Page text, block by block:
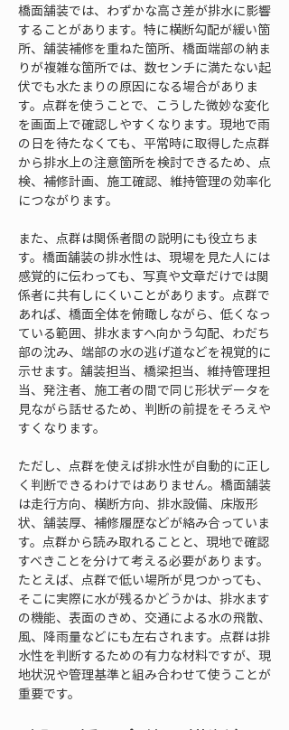
橋面舗装では、わずかな高さ差が排水に影響
することがあります。特に横断勾配が緩い箇
所、舗装補修を重ねた箇所、橋面端部の納ま
りが複雑な箇所では、数センチに満たない起
伏でも水たまりの原因になる場合がありま
す。点群を使うことで、こうした微妙な変化
を画面上で確認しやすくなります。現地で雨
の日を待たなくても、平常時に取得した点群
から排水上の注意箇所を検討できるため、点
検、補修計画、施工確認、維持管理の効率化
につながります。
また、点群は関係者間の説明にも役立ちま
す。橋面舗装の排水性は、現場を見た人には
感覚的に伝わっても、写真や文章だけでは関
係者に共有しにくいことがあります。点群で
あれば、橋面全体を俯瞰しながら、低くなっ
ている範囲、排水ますへ向かう勾配、わだち
部の沈み、端部の水の逃げ道などを視覚的に
示せます。舗装担当、橋梁担当、維持管理担
当、発注者、施工者の間で同じ形状データを
見ながら話せるため、判断の前提をそろえや
すくなります。
ただし、点群を使えば排水性が自動的に正し
く判断できるわけではありません。橋面舗装
は走行方向、横断方向、排水設備、床版形
状、舗装厚、補修履歴などが絡み合っていま
す。点群から読み取れることと、現地で確認
すべきことを分けて考える必要があります。
たとえば、点群で低い場所が見つかっても、
そこに実際に水が残るかどうかは、排水ます
の機能、表面のきめ、交通による水の飛散、
風、降雨量などにも左右されます。点群は排
水性を判断するための有力な材料ですが、現
地状況や管理基準と組み合わせて使うことが
重要です。